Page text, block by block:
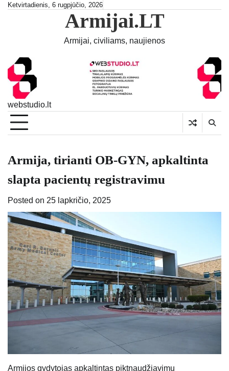
SkipKetvirtadienis, 6 rugpjūčio, 2026
Armijai.LT
Armijai, civiliams, naujienos
webstudio.lt
Armija, tirianti OB-GYN, apkaltinta
slapta pacientų registravimu
Posted on 25 lapkričio, 2025
Armijos gydytojas apkaltintas piktnaudžiavimu